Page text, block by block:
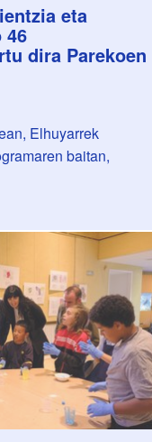
eta
46
dira Parekoen
Elhuyarrek
baitan,